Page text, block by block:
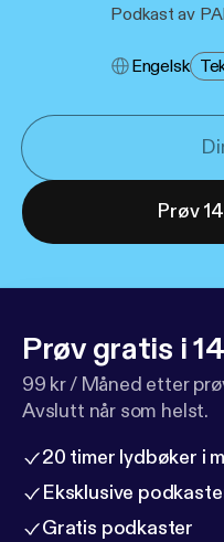
Podkast av
Engelsk
Prøv
Prøv gratis i
99 kr / Måned etter
Avslutt når som helst.
20 timer lydbøker i
Eksklusive
Gratis podkaster